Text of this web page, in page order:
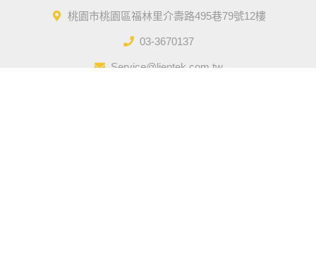
桃園市桃園區福林里介壽路495巷79號12樓
03-3670137
Service@lientek.com.tw